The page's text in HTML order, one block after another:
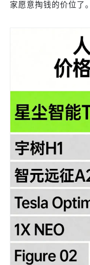
家愿意掏钱的价位了。